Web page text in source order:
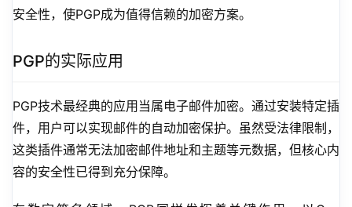
安全性，使PGP成为值得信赖的加密方案。
PGP的实际应用
PGP技术最经典的应用当属电子邮件加密。通过安装特定插
件，用户可以实现邮件的自动加密保护。虽然受法律限制，
这类插件通常无法加密邮件地址和主题等元数据，但核心内
容的安全性已得到充分保障。